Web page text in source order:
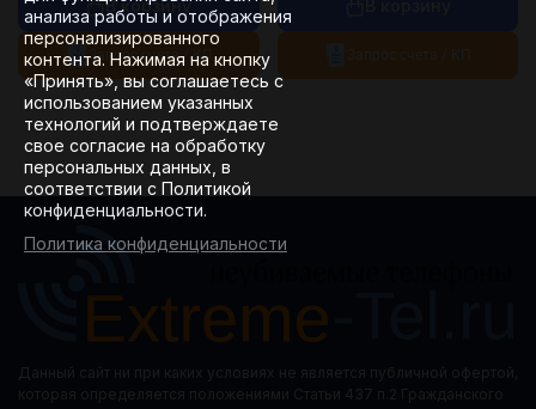
В корзину
Запрос счета / КП
анализа работы и отображения
персонализированного
контента. Нажимая на кнопку
«Принять», вы соглашаетесь с
использованием указанных
технологий и подтверждаете
свое согласие на обработку
персональных данных, в
соответствии с Политикой
конфиденциальности.
Политика конфиденциальности